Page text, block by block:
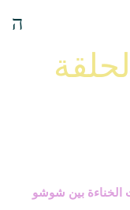
الخناءة بين شوشو